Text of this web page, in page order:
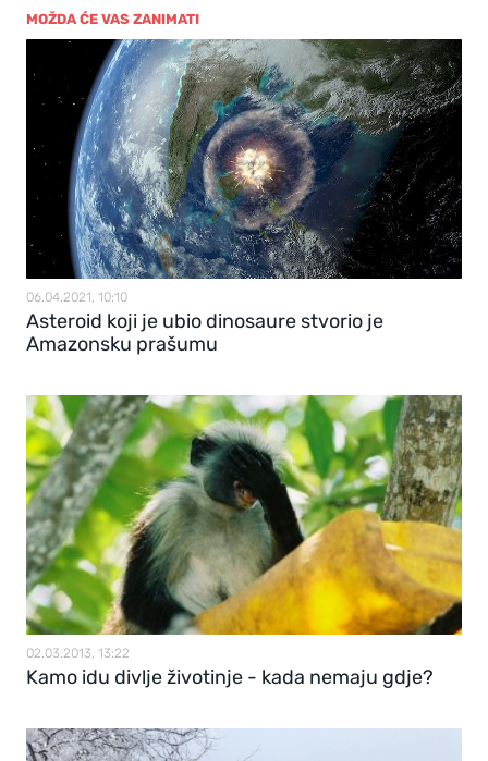
MOŽDA ĆE VAS ZANIMATI
06.04.2021, 10:10
Asteroid koji je ubio dinosaure stvorio je
Amazonsku prašumu
02.03.2013, 13:22
Kamo idu divlje životinje - kada nemaju gdje?